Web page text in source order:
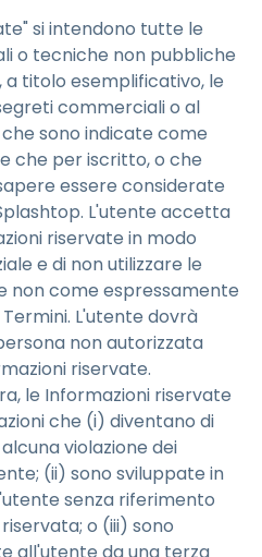
si intendono tutte le
o tecniche non pubbliche
titolo esemplificativo, le
commerciali o al
sono indicate come
che per iscritto, o che
essere considerate
L'utente accetta
riservate in modo
e di non utilizzare le
non come espressamente
L'utente dovrà
non autorizzata
riservate.
le Informazioni riservate
che (i) diventano di
violazione dei
(ii) sono sviluppate in
senza riferimento
o (iii) sono